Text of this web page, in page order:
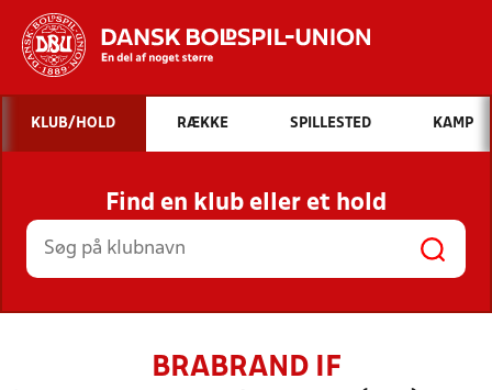
Hvad vil du søge efter?
INDHOLD OG NYHEDER
STILLINGER, RESULTATER, KLUBBER OG
HOLD
KLUB/HOLD RÆKKE SPILLESTED KAMP
Find en klub eller et hold
BRABRAND IF